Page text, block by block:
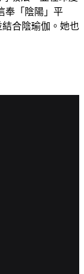
奉「陰陽」平
合陰瑜伽。她也